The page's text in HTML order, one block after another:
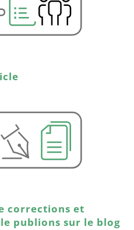
corrections et
publions sur le blog